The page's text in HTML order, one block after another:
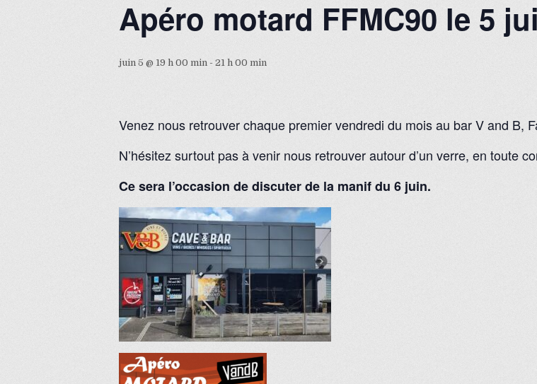
Apéro motard FFMC90 le 5
juin 5 @ 19 h 00 min - 21 h 00 min
Venez nous retrouver chaque premier vendredi du mois au bar V and B,
N’hésitez surtout pas à venir nous retrouver autour d’un verre, en toute
Ce sera l’occasion de discuter de la manif du 6 juin.